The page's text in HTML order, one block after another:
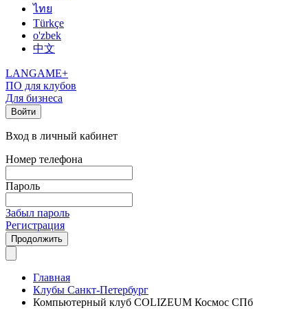
ไทย
Türkçe
o'zbek
中文
LANGAME+
ПО для клубов
Для бизнеса
Войти
Вход в личный кабинет
Номер телефона
Пароль
Забыл пароль
Регистрация
Продолжить
Главная
Клубы Санкт-Петербург
Компьютерный клуб COLIZEUM Космос СПб